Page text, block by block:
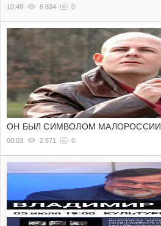
10:48 6 834 0
ОН БЫЛ СИМВОЛОМ МАЛОРОССИИ
00:03 2 571 0